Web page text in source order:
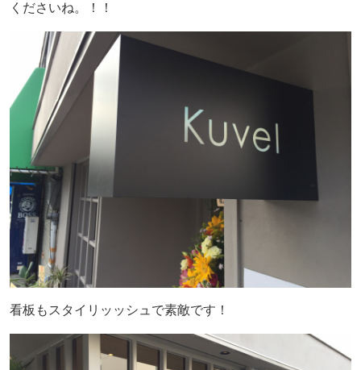
くださいね。！！
看板もスタイリッッシュで素敵です！